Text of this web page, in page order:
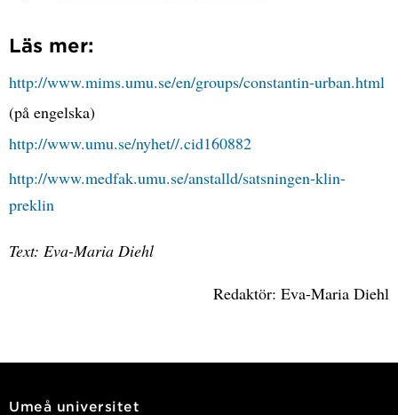
Läs mer:
http://www.mims.umu.se/en/groups/constantin-urban.html
(på engelska)
http://www.umu.se/nyhet//.cid160882
http://www.medfak.umu.se/anstalld/satsningen-klin-
preklin
Text: Eva-Maria Diehl
Redaktör: Eva-Maria Diehl
Umeå universitet